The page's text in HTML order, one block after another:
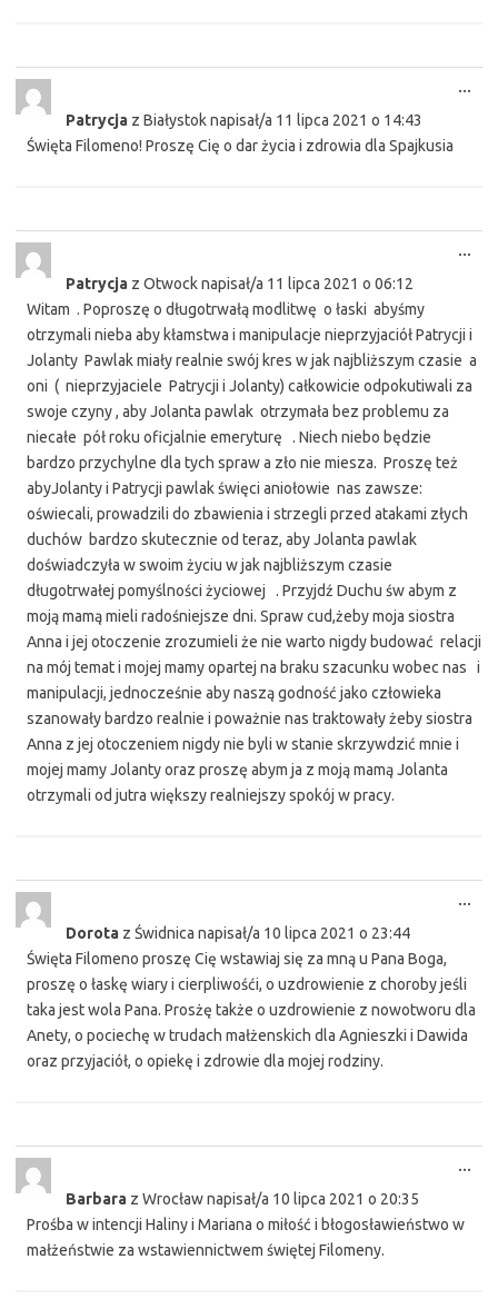
Patrycja z Białystoknapisał/a 11 lipca 2021 o 14:43
Święta Filomeno! Proszę Cię o dar życia i zdrowia dla Spajkusia
...
Patrycja z Otwocknapisał/a 11 lipca 2021 o 06:12
Witam . Poproszę o długotrwałą modlitwę o łaski abyśmy
otrzymali nieba aby kłamstwa i manipulacje nieprzyjaciół Patrycji i
Jolanty Pawlak miały realnie swój kres w jak najbliższym czasie a
oni ( nieprzyjaciele Patrycji i Jolanty) całkowicie odpokutiwali za
swoje czyny , aby Jolanta pawlak otrzymała bez problemu za
niecałe pół roku oficjalnie emeryturę . Niech niebo będzie
bardzo przychylne dla tych spraw a zło nie miesza. Proszę też
abyJolanty i Patrycji pawlak święci aniołowie nas zawsze:
oświecali, prowadzili do zbawienia i strzegli przed atakami złych
duchów bardzo skutecznie od teraz, aby Jolanta pawlak
doświadczyła w swoim życiu w jak najbliższym czasie
długotrwałej pomyślności życiowej . Przyjdź Duchu św abym z
moją mamą mieli radośniejsze dni. Spraw cud,żeby moja siostra
Anna i jej otoczenie zrozumieli że nie warto nigdy budować relacji
na mój temat i mojej mamy opartej na braku szacunku wobec nas i
manipulacji, jednocześnie aby naszą godność jako człowieka
szanowały bardzo realnie i poważnie nas traktowały żeby siostra
Anna z jej otoczeniem nigdy nie byli w stanie skrzywdzić mnie i
mojej mamy Jolanty oraz proszę abym ja z moją mamą Jolanta
otrzymali od jutra większy realniejszy spokój w pracy.
...
Dorota z Świdnica napisał/a 10 lipca 2021 o 23:44
Święta Filomeno proszę Cię wstawiaj się za mną u Pana Boga,
proszę o łaskę wiary i cierpliwośći, o uzdrowienie z choroby jeśli
taka jest wola Pana. Prosżę także o uzdrowienie z nowotworu dla
Anety, o pociechę w trudach małżenskich dla Agnieszki i Dawida
oraz przyjaciół, o opiekę i zdrowie dla mojej rodziny.
...
Barbara z Wrocławnapisał/a 10 lipca 2021 o 20:35
Prośba w intencji Haliny i Mariana o miłość i błogosławieństwo w
małżeństwie za wstawiennictwem świętej Filomeny.
...